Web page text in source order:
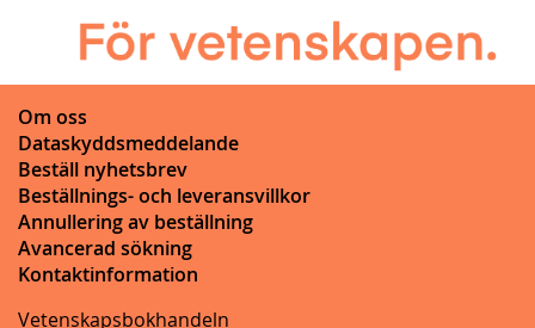
Om oss
Dataskyddsmeddelande
Beställ nyhetsbrev
Beställnings- och leveransvillkor
Annullering av beställning
Avancerad sökning
Kontaktinformation
Vetenskapsbokhandeln